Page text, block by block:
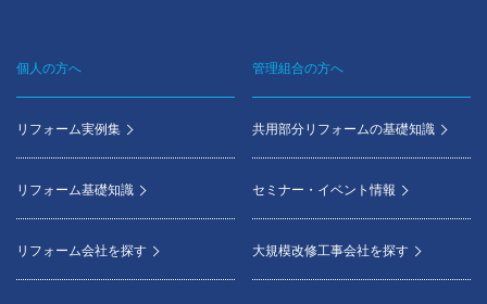
Footer
menu
個人の方へ
リフォーム実例集
リフォーム基礎知識
リフォーム会社を探す
管理組合の方へ
共用部分リフォームの基礎知識
セミナー・イベント情報
大規模改修工事会社を探す